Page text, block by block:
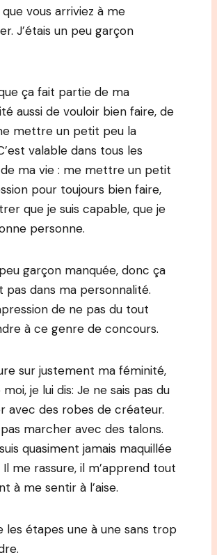
vous arriviez à me
J’étais un peu garçon
ça fait partie de ma
aussi de vouloir bien faire, de
mettre un petit peu la
valable dans tous les
ma vie : me mettre un petit
pour toujours bien faire,
que je suis capable, que je
personne.
garçon manquée, donc ça
pas dans ma personnalité.
de ne pas du tout
à ce genre de concours.
sur justement ma féminité,
je lui dis: Je ne sais pas du
avec des robes de créateur.
marcher avec des talons.
quasiment jamais maquillée
Il me rassure, il m’apprend tout
à me sentir à l’aise.
les étapes une à une sans trop